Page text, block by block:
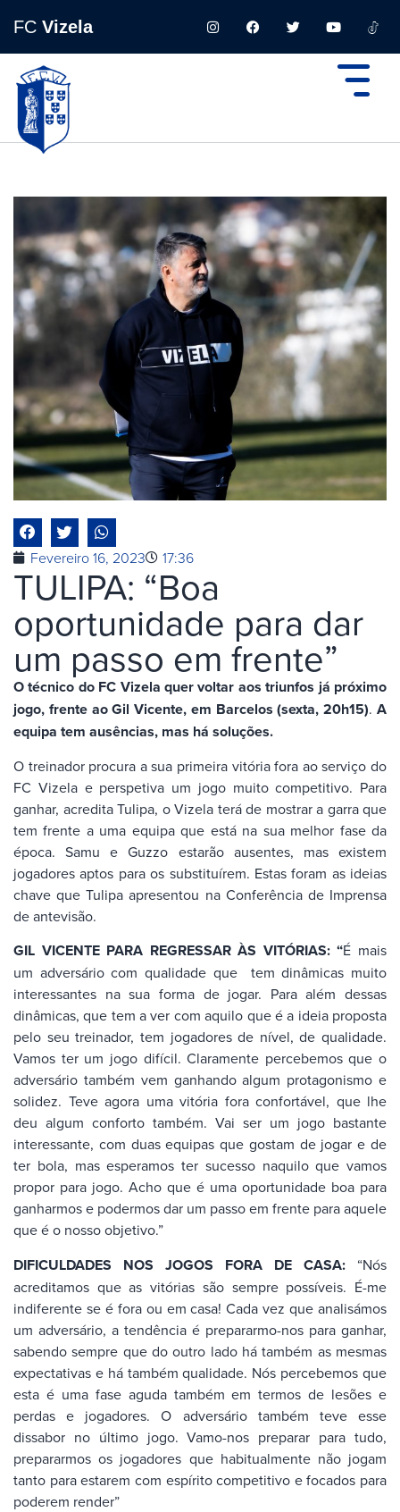
FC Vizela
Fevereiro 16, 2023 17:36
TULIPA: “Boa
oportunidade para dar
um passo em frente”
O técnico do FC Vizela quer voltar aos triunfos já próximo
jogo, frente ao Gil Vicente, em Barcelos (sexta, 20h15).A
equipa tem ausências, mas há soluções.
O treinador procura a sua primeira vitória fora ao serviço do
FC Vizela e perspetiva um jogo muito competitivo. Para
ganhar, acredita Tulipa, o Vizela terá de mostrar a garra que
tem frente a uma equipa que está na sua melhor fase da
época. Samu e Guzzo estarão ausentes, mas existem
jogadores aptos para os substituírem. Estas foram as ideias
chave que Tulipa apresentou na Conferência de Imprensa
de antevisão.
GIL VICENTE PARA REGRESSAR ÀS VITÓRIAS: “É mais
um adversário com qualidade que tem dinâmicas muito
interessantes na sua forma de jogar. Para além dessas
dinâmicas, que tem a ver com aquilo que é a ideia proposta
pelo seu treinador, tem jogadores de nível, de qualidade.
Vamos ter um jogo difícil. Claramente percebemos que o
adversário também vem ganhando algum protagonismo e
solidez. Teve agora uma vitória fora confortável, que lhe
deu algum conforto também. Vai ser um jogo bastante
interessante, com duas equipas que gostam de jogar e de
ter bola, mas esperamos ter sucesso naquilo que vamos
propor para jogo. Acho que é uma oportunidade boa para
ganharmos e podermos dar um passo em frente para aquele
que é o nosso objetivo.”
DIFICULDADES NOS JOGOS FORA DE CASA: “Nós
acreditamos que as vitórias são sempre possíveis. É-me
indiferente se é fora ou em casa! Cada vez que analisámos
um adversário, a tendência é prepararmo-nos para ganhar,
sabendo sempre que do outro lado há também as mesmas
expectativas e há também qualidade. Nós percebemos que
esta é uma fase aguda também em termos de lesões e
perdas e jogadores. O adversário também teve esse
dissabor no último jogo. Vamo-nos preparar para tudo,
prepararmos os jogadores que habitualmente não jogam
tanto para estarem com espírito competitivo e focados para
poderem render”